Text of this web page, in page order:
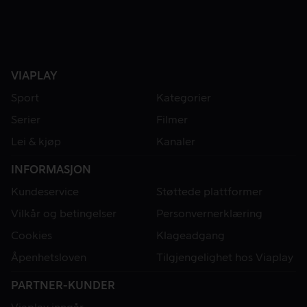
VIAPLAY
Sport
Kategorier
Serier
Filmer
Lei & kjøp
Kanaler
INFORMASJON
Kundeservice
Støttede plattformer
Vilkår og betingelser
Personvernerklæring
Cookies
Klageadgang
Åpenhetsloven
Tilgjengelighet hos Viaplay
PARTNER-KUNDER